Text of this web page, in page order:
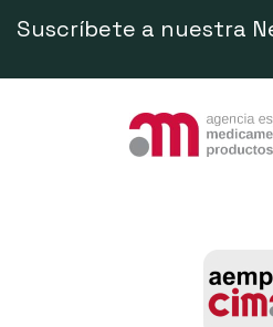
Suscríbete a nuestra